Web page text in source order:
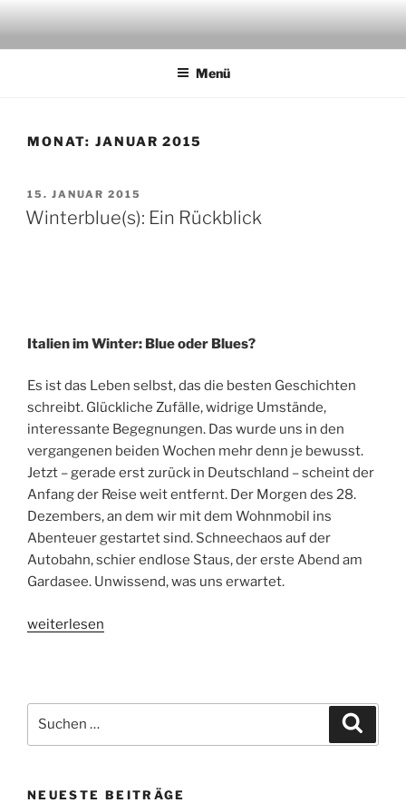
springen
Menü
MONAT: JANUAR 2015
VERÖFFENTLICHT
AM
15. JANUAR 2015
Winterblue(s): Ein Rückblick
Italien im Winter: Blue oder Blues?
Es ist das Leben selbst, das die besten Geschichten
schreibt. Glückliche Zufälle, widrige Umstände,
interessante Begegnungen. Das wurde uns in den
vergangenen beiden Wochen mehr denn je bewusst.
Jetzt – gerade erst zurück in Deutschland – scheint der
Anfang der Reise weit entfernt. Der Morgen des 28.
Dezembers, an dem wir mit dem Wohnmobil ins
Abenteuer gestartet sind. Schneechaos auf der
Autobahn, schier endlose Staus, der erste Abend am
Gardasee. Unwissend, was uns erwartet.
„Winterblue(s):
weiterlesen
nach:
NEUESTE BEITRÄGE